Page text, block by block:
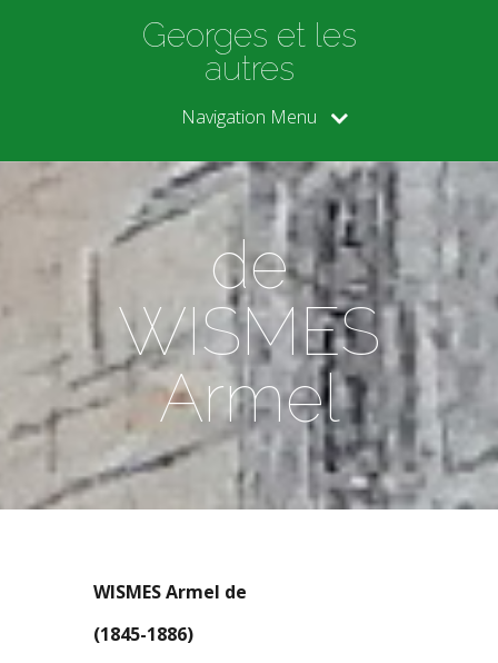
Georges et les
autres
Navigation Menu
de
WISMES
Armel
WISMES Armel de
(1845-1886)